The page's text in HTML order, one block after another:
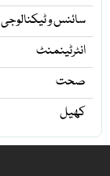
سائنس و ٹیکنالوجی
انٹرٹینمنٹ
صحت
کھیل